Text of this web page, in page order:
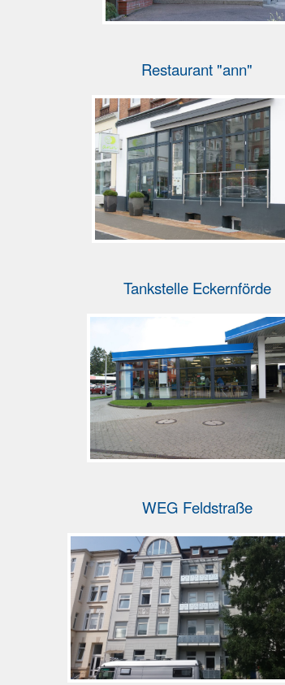
Restaurant "ann"
Tankstelle Eckernförde
WEG Feldstraße